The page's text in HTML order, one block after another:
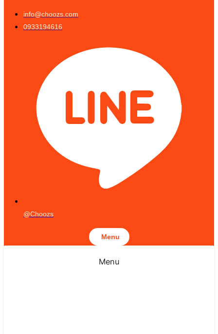
info@choozs.com
0933194616
@Choozs
Menu
Menu